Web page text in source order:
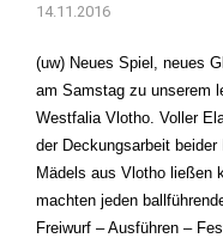
14.11.2016
(uw) Neues Spiel, neues
am Samstag zu unserem
Westfalia Vlotho. Voller
der Deckungsarbeit
Mädels aus Vlotho ließen
machten jeden
Freiwurf – Ausführen –